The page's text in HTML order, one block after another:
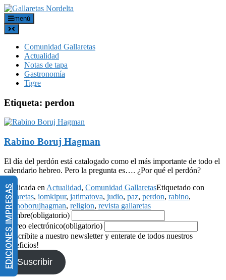
menú
Comunidad Gallaretas
Actualidad
Notas de tapa
Gastronomía
Tigre
Etiqueta: perdon
Rabino Boruj Hagman
El día del perdón está catalogado como el más importante de todo el
calendario hebreo. Pero la pregunta es…. ¿Por qué el perdón?
Publicada en Actualidad, Comunidad GallaretasEtiquetado con
gallaretas, iomkipur, jatimatova, judio, paz, perdon, rabino,
rabinoborujhagman, religion, revista gallaretas
Nombre(obligatorio)
Correo electrónico(obligatorio)
¡Suscribite a nuestro newsletter y enterate de todos nuestros
beneficios!
Suscribir
EDICIONES IMPRESAS